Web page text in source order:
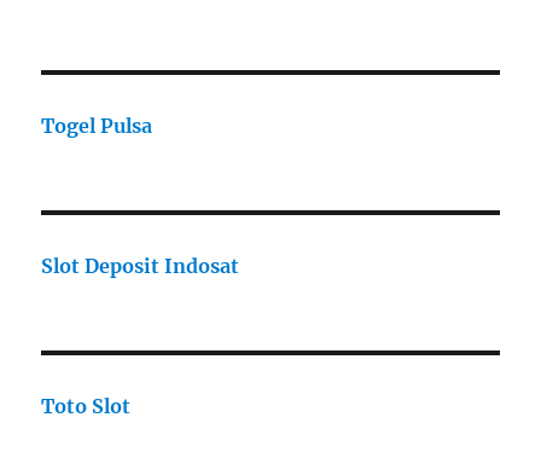
Togel Pulsa
Slot Deposit Indosat
Toto Slot